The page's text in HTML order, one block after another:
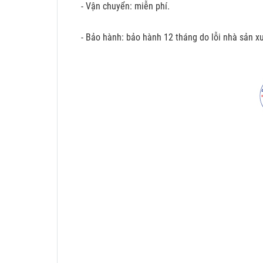
- Vận chuyển: miễn phí.
- Bảo hành: bảo hành 12 tháng do lỗi nhà sản